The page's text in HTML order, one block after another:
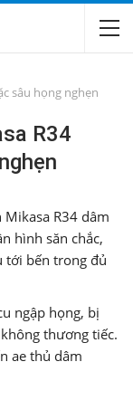
sâu họng nghẹn
R34
Mikasa R34 dâm
hình săn chắc,
tới bến trong đủ
ngập họng, bị
thương tiếc.
ae thủ dâm